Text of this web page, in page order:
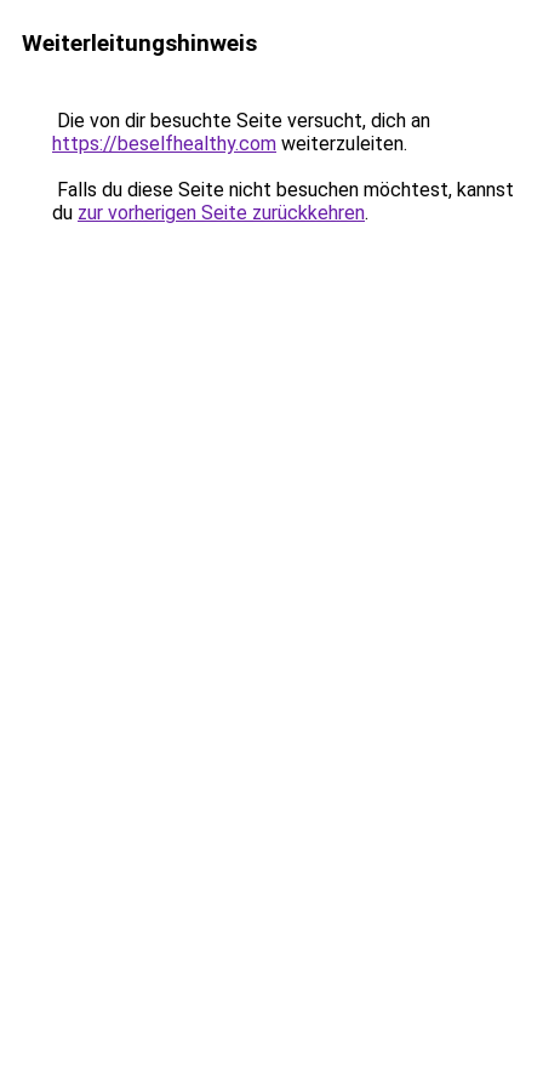
Weiterleitungshinweis
Die von dir besuchte Seite versucht, dich an
https://beselfhealthy.com weiterzuleiten.
Falls du diese Seite nicht besuchen möchtest, kannst
du zur vorherigen Seite zurückkehren.